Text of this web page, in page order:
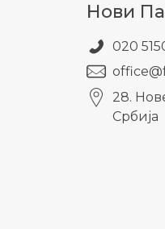
Нови
020
28.
Србија